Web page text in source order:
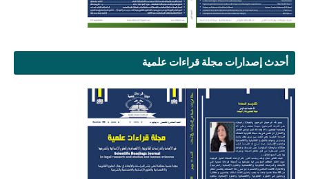
أحدث إصدارات مجلة قراءات علمية